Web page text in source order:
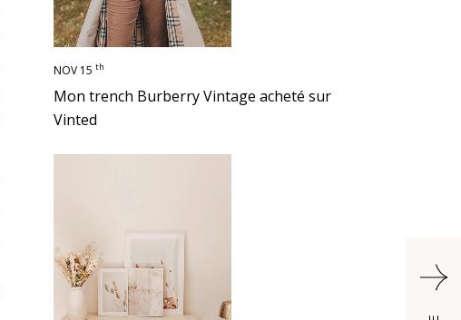
NOV 15 th
Mon trench Burberry Vintage acheté sur
Vinted